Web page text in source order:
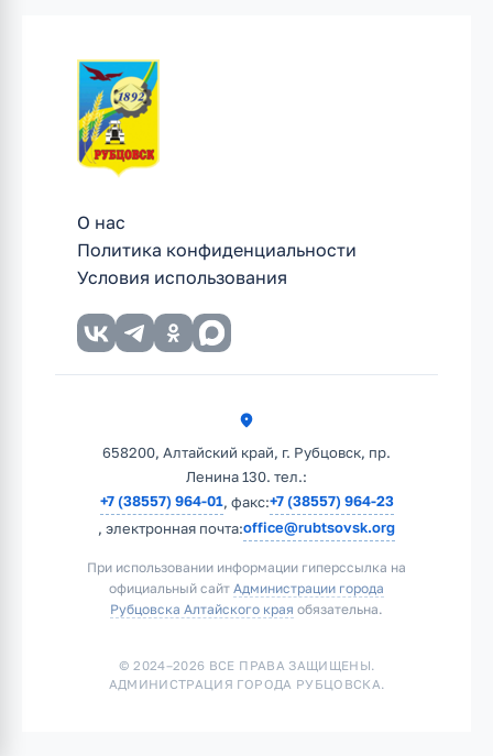
О нас
Политика конфиденциальности
Условия использования
658200, Алтайский край, г. Рубцовск, пр.
Ленина 130. тел.:
+7 (38557) 964-01, факс:+7 (38557) 964-23
, электронная почта:office@rubtsovsk.org
При использовании информации гиперссылка на
официальный сайт Администрации города
Рубцовска Алтайского края обязательна.
© 2024–2026 ВСЕ ПРАВА ЗАЩИЩЕНЫ.
АДМИНИСТРАЦИЯ ГОРОДА РУБЦОВСКА.